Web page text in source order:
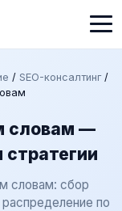
/ SEO-консалтинг/
словам —
стратегии
словам: сбор
по